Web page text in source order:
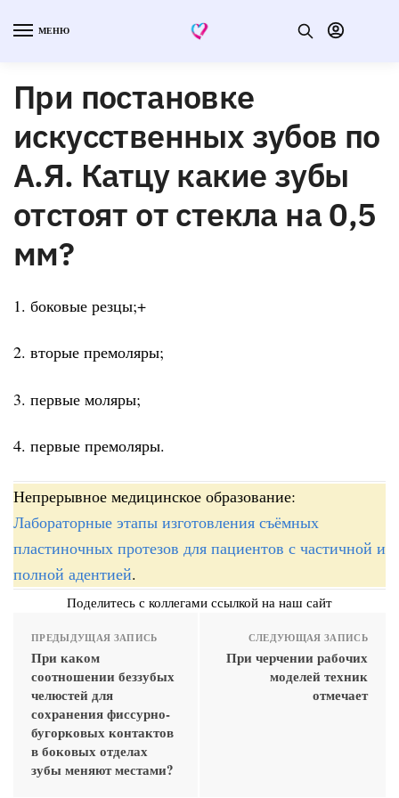
МЕНЮ
При постановке
искусственных зубов по
А.Я. Катцу какие зубы
отстоят от стекла на 0,5
мм?
1. боковые резцы;+
2. вторые премоляры;
3. первые моляры;
4. первые премоляры.
Непрерывное медицинское образование:
Лабораторные этапы изготовления съёмных
пластиночных протезов для пациентов с частичной и
полной адентией.
Поделитесь с коллегами ссылкой на наш сайт
ПРЕДЫДУЩАЯ ЗАПИСЬ
При каком
соотношении беззубых
челюстей для
сохранения фиссурно-
бугорковых контактов
в боковых отделах
зубы меняют местами?
СЛЕДУЮЩАЯ ЗАПИСЬ
При черчении рабочих
моделей техник
отмечает